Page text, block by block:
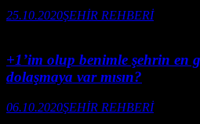
25.10.2020ŞEHİR REHBERİ
+1’im olup benimle şehrin en
dolaşmaya var mısın?
06.10.2020ŞEHİR REHBERİ